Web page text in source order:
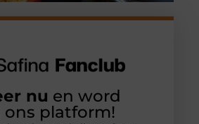
nu en word
ons platform!